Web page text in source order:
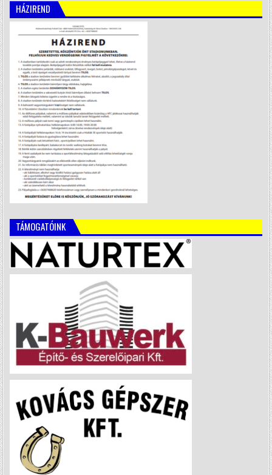
HÁZIREND
TÁMOGATÓINK